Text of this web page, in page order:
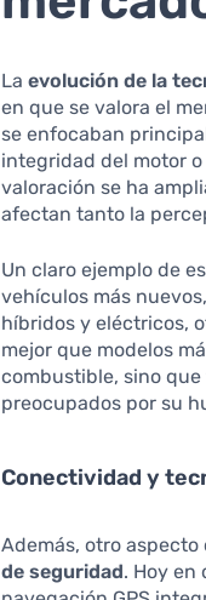
Laevolución de la
en que se valora el
se enfocaban
integridad del motor o
valoración se ha
afectan tanto la
Un claro ejemplo de
vehículos más
híbridos y eléctricos,
mejor que modelos
combustible, sino
preocupados por su
Conectividad y
Además, otro
de seguridad. Hoy en